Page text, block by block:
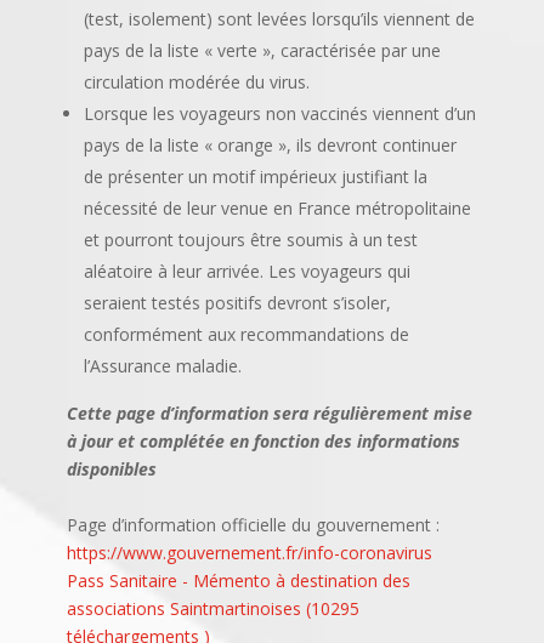
(test, isolement) sont levées lorsqu’ils viennent de
pays de la liste « verte », caractérisée par une
circulation modérée du virus.
Lorsque les voyageurs non vaccinés viennent d’un
pays de la liste « orange », ils devront continuer
de présenter un motif impérieux justifiant la
nécessité de leur venue en France métropolitaine
et pourront toujours être soumis à un test
aléatoire à leur arrivée. Les voyageurs qui
seraient testés positifs devront s’isoler,
conformément aux recommandations de
l’Assurance maladie.
Cette page d’information sera régulièrement mise
à jour et complétée en fonction des informations
disponibles
Page d’information officielle du gouvernement :
https://www.gouvernement.fr/info-coronavirus
Pass Sanitaire - Mémento à destination des
associations Saintmartinoises (10295
téléchargements )